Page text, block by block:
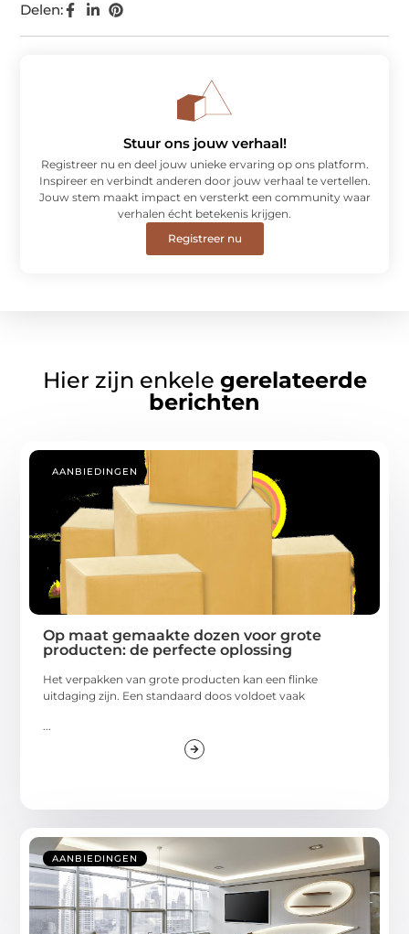
Delen:
Stuur ons jouw verhaal!
Registreer nu en deel jouw unieke ervaring op ons platform.
Inspireer en verbindt anderen door jouw verhaal te vertellen.
Jouw stem maakt impact en versterkt een community waar
verhalen écht betekenis krijgen.
Registreer nu
Hier zijn enkele gerelateerde
berichten
AANBIEDINGEN
Op maat gemaakte dozen voor grote
producten: de perfecte oplossing
Het verpakken van grote producten kan een flinke
uitdaging zijn. Een standaard doos voldoet vaak
AANBIEDINGEN